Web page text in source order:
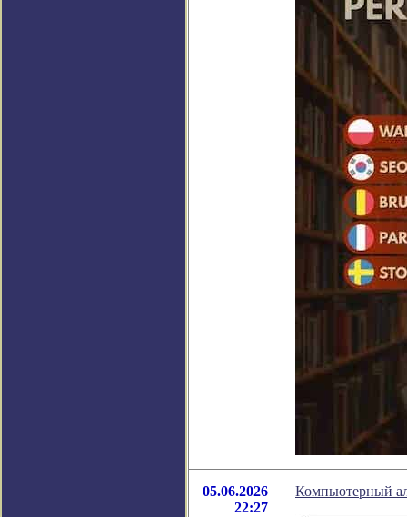
05.06.2026
22:27
Компьютерный